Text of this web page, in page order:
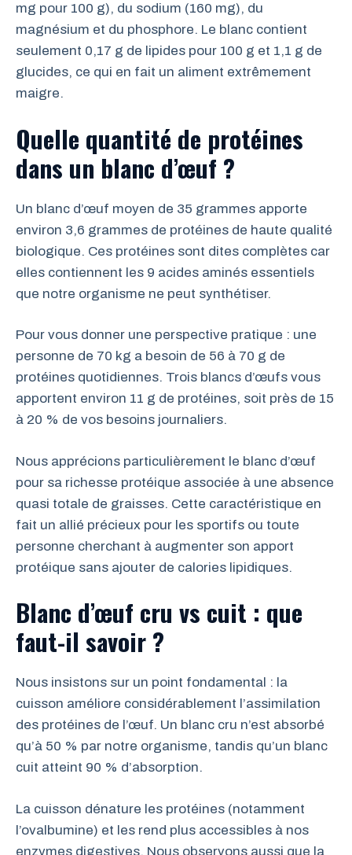
mg pour 100 g), du sodium (160 mg), du
magnésium et du phosphore. Le blanc contient
seulement 0,17 g de lipides pour 100 g et 1,1 g de
glucides, ce qui en fait un aliment extrêmement
maigre.
Quelle quantité de protéines
dans un blanc d’œuf ?
Un blanc d’œuf moyen de 35 grammes apporte
environ 3,6 grammes de protéines de haute qualité
biologique. Ces protéines sont dites complètes car
elles contiennent les 9 acides aminés essentiels
que notre organisme ne peut synthétiser.
Pour vous donner une perspective pratique : une
personne de 70 kg a besoin de 56 à 70 g de
protéines quotidiennes. Trois blancs d’œufs vous
apportent environ 11 g de protéines, soit près de 15
à 20 % de vos besoins journaliers.
Nous apprécions particulièrement le blanc d’œuf
pour sa richesse protéique associée à une absence
quasi totale de graisses. Cette caractéristique en
fait un allié précieux pour les sportifs ou toute
personne cherchant à augmenter son apport
protéique sans ajouter de calories lipidiques.
Blanc d’œuf cru vs cuit : que
faut-il savoir ?
Nous insistons sur un point fondamental : la
cuisson améliore considérablement l’assimilation
des protéines de l’œuf. Un blanc cru n’est absorbé
qu’à 50 % par notre organisme, tandis qu’un blanc
cuit atteint 90 % d’absorption.
La cuisson dénature les protéines (notamment
l’ovalbumine) et les rend plus accessibles à nos
enzymes digestives. Nous observons aussi que la